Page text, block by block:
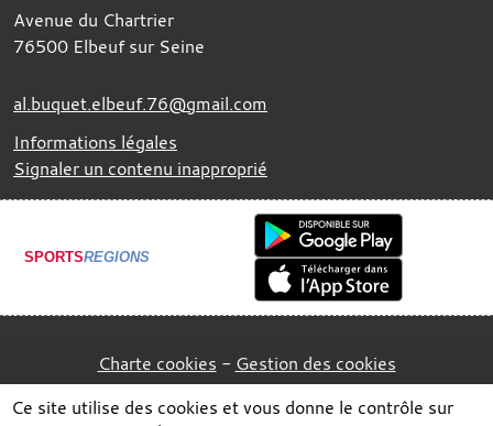
Avenue du Chartrier
76500 Elbeuf sur Seine
al.buquet.elbeuf.76@gmail.com
Informations légales
Signaler un contenu inapproprié
SPORTSREGIONS
Charte cookies Gestion des cookies
Ce site utilise des cookies et vous donne le contrôle sur